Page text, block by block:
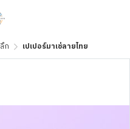
ก เปเปอร์มาเช่ลายไทย